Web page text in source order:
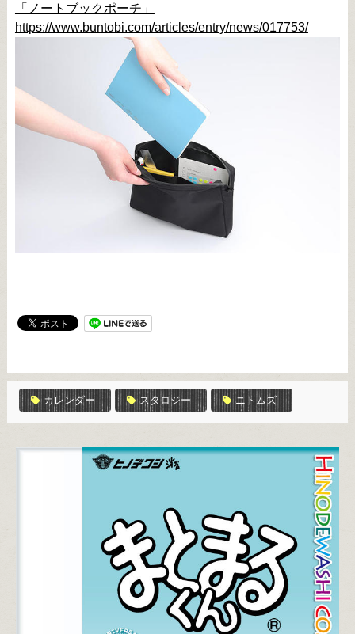
「ノートブックポーチ」
https://www.buntobi.com/articles/entry/news/017753/
カレンダー スタロジー ニトムズ